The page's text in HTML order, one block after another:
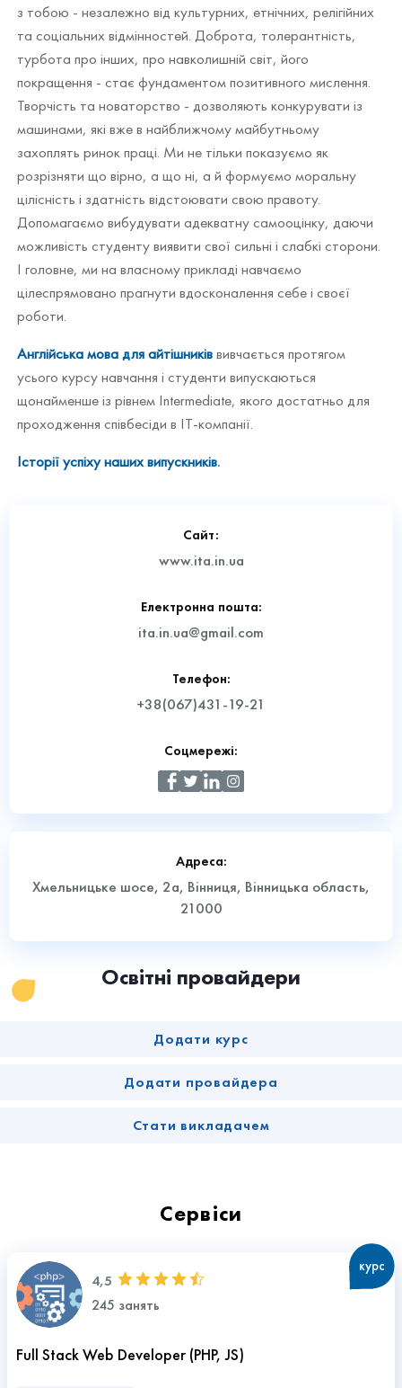
з тобою - незалежно від культурних, етнічних, релігійних
та соціальних відмінностей. Доброта, толерантність,
турбота про інших, про навколишній світ, його
покращення - стає фундаментом позитивного мислення.
Творчість та новаторство - дозволяють конкурувати із
машинами, які вже в найближчому майбутньому
захоплять ринок праці. Ми не тільки показуємо як
розрізняти що вірно, а що ні, а й формуємо моральну
цілісність і здатність відстоювати свою правоту.
Допомагаємо вибудувати адекватну самооцінку, даючи
можливість студенту виявити свої сильні і слабкі сторони.
І головне, ми на власному прикладі навчаємо
цілеспрямовано прагнути вдосконалення себе і своєї
роботи.
Aнглійська мова для айтішниківвивчається протягом
усього курсу навчання і студенти випускаються
щонайменше із рівнем Intermediate, якого достатньо для
проходження співбесіди в ІТ-компанії.
Історії успіху наших випускників.
Сайт:
www.ita.in.ua
Електронна пошта:
ita.in.ua@gmail.com
Телефон:
+38(067)431-19-21
Соцмережі:
Адреса:
Хмельницьке шосе, 2а, Вінниця, Вінницька область,
21000
Освітні провайдери
Додати курс
Додати провайдера
Стати викладачем
Сервіси
курс
4,5
245 занять
Full Stack Web Developer (РНР, JS)